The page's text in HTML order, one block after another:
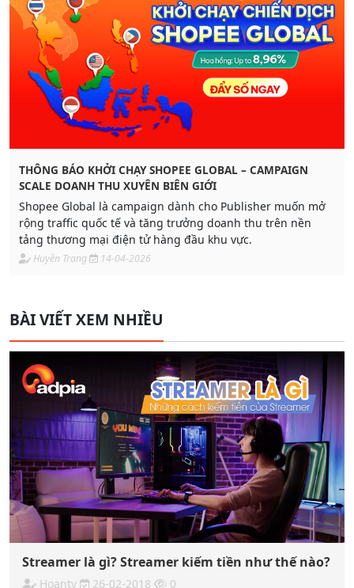
THÔNG BÁO KHỞI CHẠY SHOPEE GLOBAL – CAMPAIGN
SCALE DOANH THU XUYÊN BIÊN GIỚI
Shopee Global là campaign dành cho Publisher muốn mở
rộng traffic quốc tế và tăng trưởng doanh thu trên nền
tảng thương mại điện tử hàng đầu khu vực.
Huyền Trang 14-04-2026
BÀI VIẾT XEM NHIỀU
Streamer là gì? Streamer kiếm tiền như thế nào?
Hoantv 26-02-2018 0